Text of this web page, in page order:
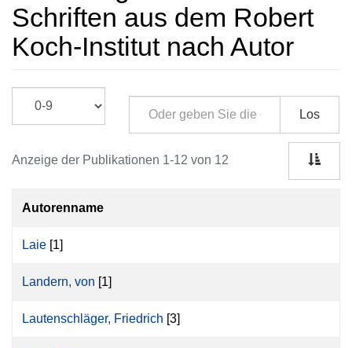
Schriften aus dem Robert
Koch-Institut nach Autor
Los
Anzeige der Publikationen 1-12 von 12
Autorenname
Laie [1]
Landern, von [1]
Lautenschläger, Friedrich [3]